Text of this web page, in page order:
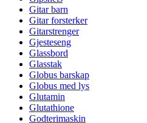
Gitar barn
Gitar forsterker
Gitarstrenger
Gjesteseng
Glassbord
Glasstak
Globus barskap
Globus med lys
Glutamin
Glutathione
Godterimaskin